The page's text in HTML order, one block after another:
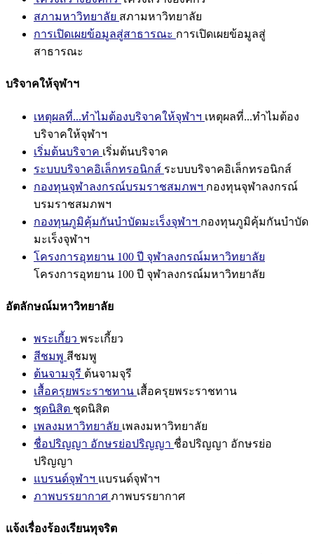
สภามหาวิทยาลัย สภามหาวิทยาลัย
การเปิดเผยข้อมูลสู่สาธารณะ การเปิดเผยข้อมูลสู่
สาธารณะ
บริจาคให้จุฬาฯ
เหตุผลที่...ทำไมต้องบริจาคให้จุฬาฯ เหตุผลที่...ทำไมต้อง
บริจาคให้จุฬาฯ
เริ่มต้นบริจาค เริ่มต้นบริจาค
ระบบบริจาคอิเล็กทรอนิกส์ ระบบบริจาคอิเล็กทรอนิกส์
กองทุนจุฬาลงกรณ์บรมราชสมภพฯ กองทุนจุฬาลงกรณ์
บรมราชสมภพฯ
กองทุนภูมิคุ้มกันบำบัดมะเร็งจุฬาฯ กองทุนภูมิคุ้มกันบำบัด
มะเร็งจุฬาฯ
โครงการอุทยาน 100 ปี จุฬาลงกรณ์มหาวิทยาลัย
โครงการอุทยาน 100 ปี จุฬาลงกรณ์มหาวิทยาลัย
อัตลักษณ์มหาวิทยาลัย
พระเกี้ยว พระเกี้ยว
สีชมพู สีชมพู
ต้นจามจุรี ต้นจามจุรี
เสื้อครุยพระราชทาน เสื้อครุยพระราชทาน
ชุดนิสิต ชุดนิสิต
เพลงมหาวิทยาลัย เพลงมหาวิทยาลัย
ชื่อปริญญา อักษรย่อปริญญา ชื่อปริญญา อักษรย่อ
ปริญญา
แบรนด์จุฬาฯ แบรนด์จุฬาฯ
ภาพบรรยากาศ ภาพบรรยากาศ
แจ้งเรื่องร้องเรียนทุจริต